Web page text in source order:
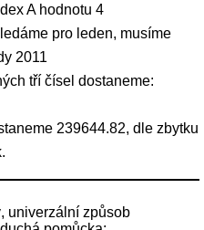
A hodnotu 4
pro leden, musíme
2011
tří čísel dostaneme:
239644.82, dle zbytku
univerzální způsob